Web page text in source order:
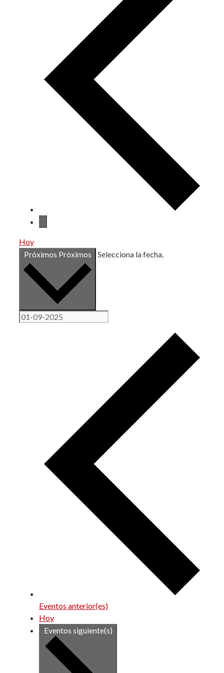
Hoy
Próximos Próximos Selecciona la fecha.
Eventos anterior(es)
Hoy
Eventos siguiente(s)